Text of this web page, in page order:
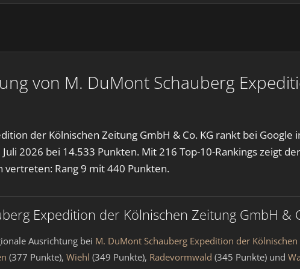
von M. DuMont Schauberg
der Kölnischen Zeitung GmbH & Co. KG rankt bei
2026 bei 14.533 Punkten. Mit 216 Top-10-Rankings zeigt
Rang 9 mit 440 Punkten.
Expedition der Kölnischen Zeitung GmbH &
Ausrichtung bei M. DuMont Schauberg Expedition der
(377 Punkte), Wiehl (349 Punkte), Radevormwald (345 Punkte) und